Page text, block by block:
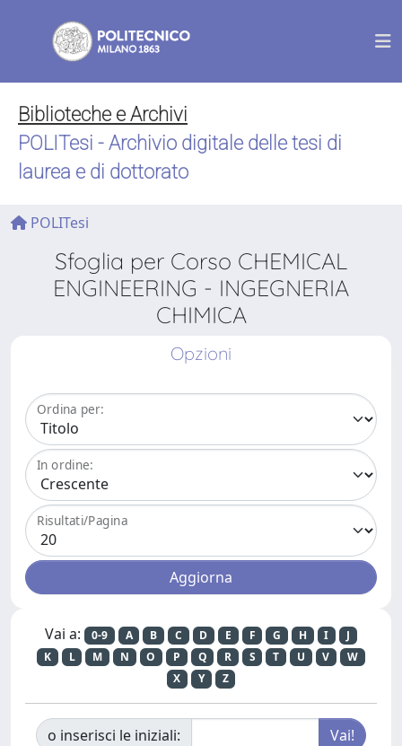
Biblioteche e Archivi
POLITesi - Archivio digitale delle tesi di
laurea e di dottorato
POLITesi
Sfoglia per Corso CHEMICAL
ENGINEERING - INGEGNERIA
CHIMICA
Opzioni
Ordina per:
In ordine:
Risultati/Pagina
Vai a: 0-9 A B C D E F G H I
J
K
L M N O P Q R S T U V
W
X
Y Z
o inserisci le iniziali: